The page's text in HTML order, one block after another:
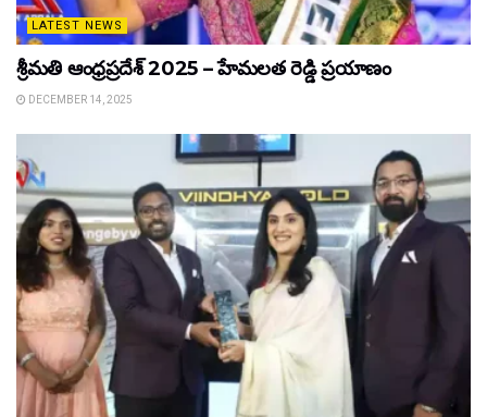
LATEST NEWS
శ్రీమతి ఆంధ్రప్రదేశ్ 2025 – హేమలత రెడ్డి ప్రయాణం
DECEMBER 14, 2025